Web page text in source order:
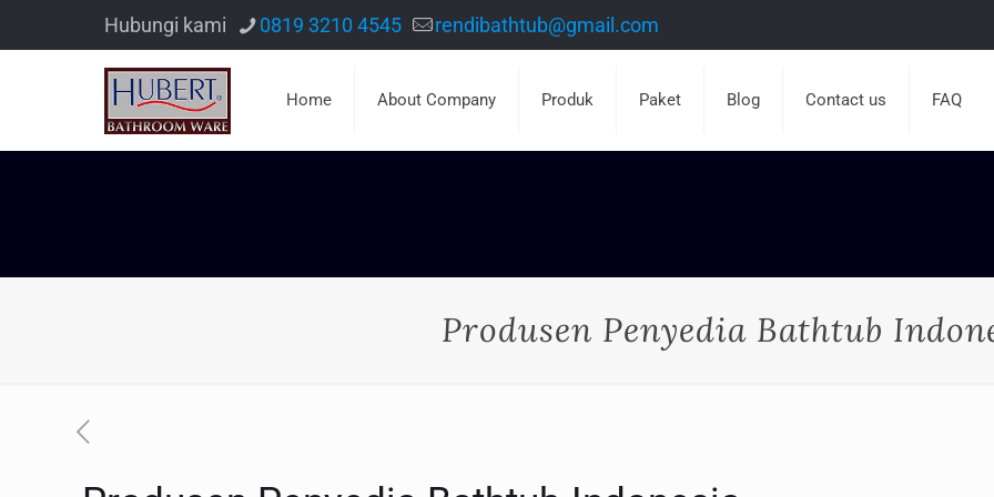
Hubungi kami 0819 3210 4545 rendibathtub@gmail.com
Home About Company Produk Paket Blog Contact us FAQ
Produsen Penyedia Bathtub